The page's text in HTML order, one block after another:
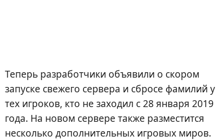
Теперь разработчики объявили о скором
запуске свежего сервера и сбросе фамилий у
тех игроков, кто не заходил с 28 января 2019
года. На новом сервере также разместится
несколько дополнительных игровых миров.